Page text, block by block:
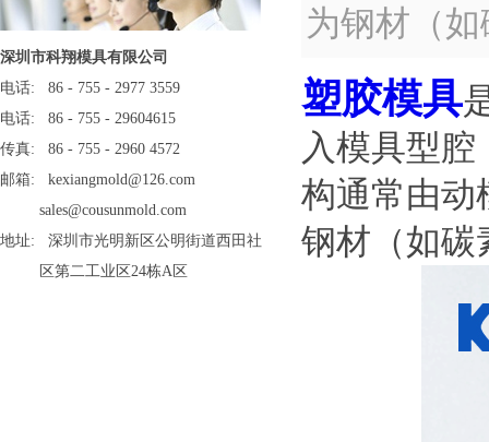
深圳市科翔模具有限公司
电话: 86 - 755 - 2977 3559
电话: 86 - 755 - 29604615
传真: 86 - 755 - 2960 4572
邮箱: kexiangmold@126.com
sales@cousunmold.com
地址: 深圳市光明新区公明街道西田社
区第二工业区24栋A区
为钢材（
塑胶模具
入模具型
构通常由动
钢材（如碳